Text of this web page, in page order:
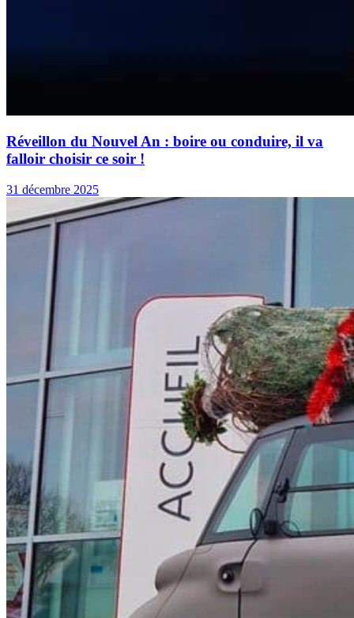
Réveillon du Nouvel An : boire ou conduire, il va
falloir choisir ce soir !
31 décembre 2025